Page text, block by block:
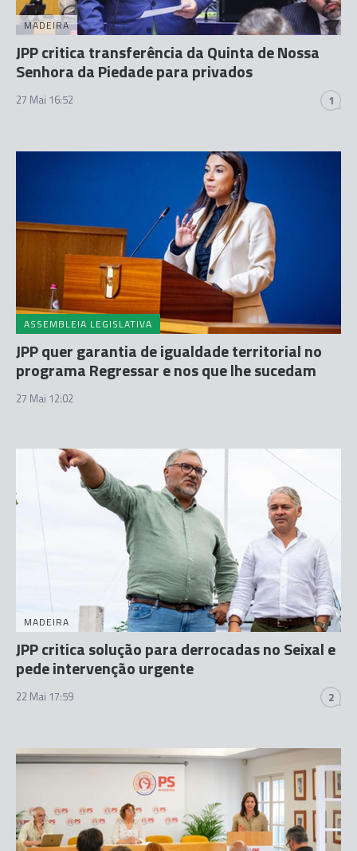
MADEIRA
JPP critica transferência da Quinta de Nossa
Senhora da Piedade para privados
27 Mai 16:52 1
ASSEMBLEIA LEGISLATIVA
JPP quer garantia de igualdade territorial no
programa Regressar e nos que lhe sucedam
27 Mai 12:02
MADEIRA
JPP critica solução para derrocadas no Seixal e
pede intervenção urgente
22 Mai 17:59 2